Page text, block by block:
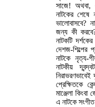
সাজে! অথবা,
নাটকের শেষে
ভালোবাসবে?
জন্য কী করবে?
নাটকটি
দেশজ-শিল্পের
নাটকে নৃত্য-
নাটকীয়
নিরাভরণভাবেই
প্রেক্ষিতকে
মাঞ্জেলা
এ নাটকে